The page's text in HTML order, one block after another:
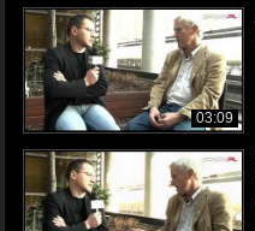
03:09